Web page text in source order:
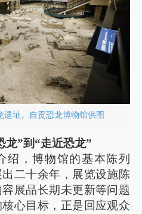
遗址。自贡恐龙博物馆供图
龙”到“走近恐龙”
绍，博物馆的基本陈列
出二十余年，展览设施陈
容展品长期未更新等问题
心目标，正是回应观众